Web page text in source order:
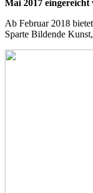
Mai 2017
Ab Februar 2018
Sparte Bildende